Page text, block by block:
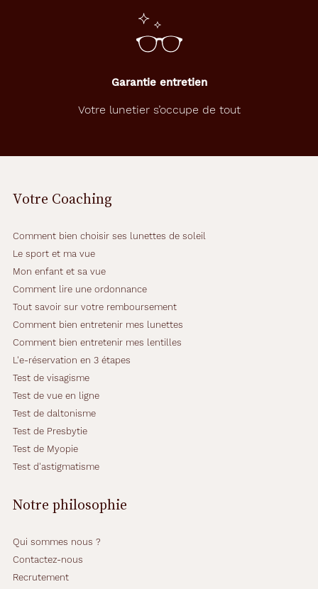
Garantie entretien
Votre lunetier s’occupe de tout
Votre Coaching
Comment bien choisir ses lunettes de soleil
Le sport et ma vue
Mon enfant et sa vue
Comment lire une ordonnance
Tout savoir sur votre remboursement
Comment bien entretenir mes lunettes
Comment bien entretenir mes lentilles
L'e-réservation en 3 étapes
Test de visagisme
Test de vue en ligne
Test de daltonisme
Test de Presbytie
Test de Myopie
Test d'astigmatisme
Notre philosophie
Qui sommes nous ?
Contactez-nous
Recrutement